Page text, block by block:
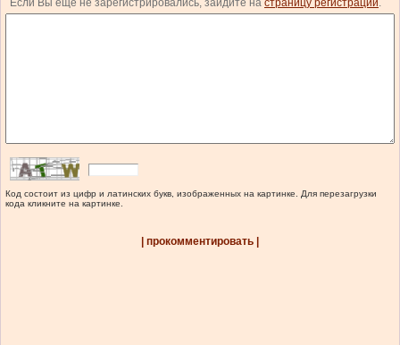
Если Вы еще не зарегистрировались, зайдите на страницу регистрации.
Код состоит из цифр и латинских букв, изображенных на картинке. Для перезагрузки
кода кликните на картинке.
| прокомментировать |